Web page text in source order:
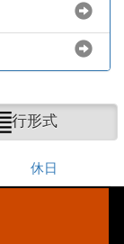
行形式
休日